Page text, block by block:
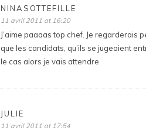
NINASOTTEFILLE
11 avril 2011 at 16:20
J’aime paaaas top chef. Je regarderais
que les candidats, qu’ils se jugeaient
le cas alors je vais attendre.
JULIE
11 avril 2011 at 17:54